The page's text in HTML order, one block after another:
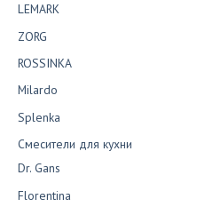
LEMARK
ZORG
ROSSINKA
Milardo
Splenka
Смесители для кухни
Dr. Gans
Florentina